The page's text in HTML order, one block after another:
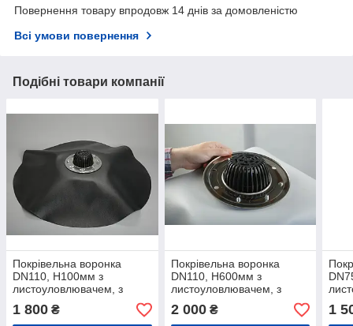
Повернення товару впродовж 14 днів за домовленістю
Всі умови повернення
Подібні товари компанії
Покрівельна воронка
DN110, Н100мм з
листоуловлювачем, з
притискним фланцем з
нерж.сталі, з бітумним
1 800 ₴
Покрівельна воронка
DN110, Н600мм з
листоуловлювачем, з
притискним фланцем з
нерж.сталі, з ПВХ-
2 000₴ 1